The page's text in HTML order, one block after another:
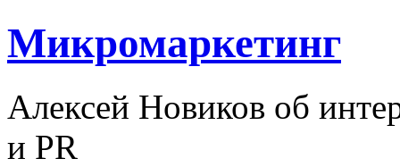
Микромаркетинг
Алексей Новиков об
и PR